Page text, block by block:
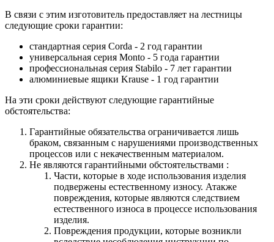
В связи с этим изготовитель предоставляет на лестницы
следующие сроки гарантии:
стандартная серия Corda - 2 год гарантии
универсальная серия Monto - 5 года гарантии
профессиональная серия Stabilo - 7 лет гарантии
алюминиевые ящики Krause - 1 год гарантии
На эти сроки действуют следующие гарантийные
обстоятельства:
Гарантийные обязательства ограничивается лишь
браком, связанным с нарушениями производственных
процессов или с некачественным материалом.
Не являются гарантийными обстоятельствами :
Части, которые в ходе использования изделия
подвержены естественному износу. Атакже
повреждения, которые являются следствием
естественного износа в процессе использования
изделия.
Повреждения продукции, которые возникли